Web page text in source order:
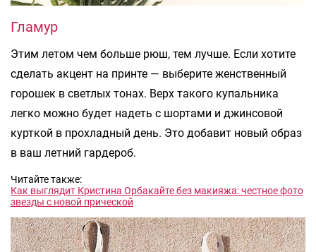
Гламур
Этим летом чем больше рюш, тем лучше. Если хотите
сделать акцент на принте — выберите женственный
горошек в светлых тонах. Верх такого купальника
легко можно будет надеть с шортами и джинсовой
курткой в прохладный день. Это добавит новый образ
в ваш летний гардероб.
Читайте также:
Как выглядит Кристина Орбакайте без макияжа: честное фото
звезды с новой прической